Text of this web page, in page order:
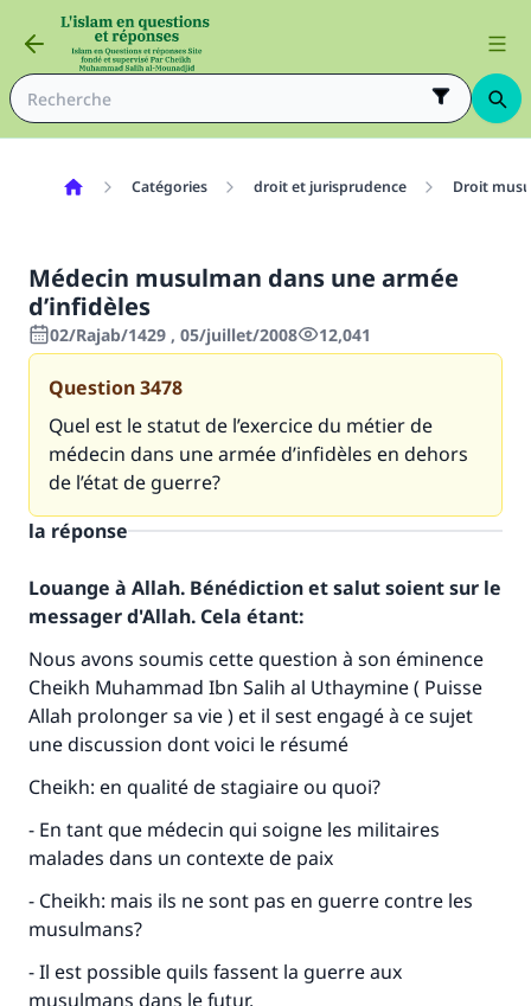
Catégories droit et jurisprudence Droit
Médecin musulman dans une armée
d’infidèles
02/Rajab/1429 , 05/juillet/2008 12,041
Question3478
Quel est le statut de l’exercice du métier de
médecin dans une armée d’infidèles en dehors
de l’état de guerre?
la réponse
Louange à Allah. Bénédiction et salut soient sur le
messager d'Allah. Cela étant:
Nous avons soumis cette question à son éminence
Cheikh Muhammad Ibn Salih al Uthaymine ( Puisse
Allah prolonger sa vie ) et il sest engagé à ce sujet
une discussion dont voici le résumé
Cheikh: en qualité de stagiaire ou quoi?
- En tant que médecin qui soigne les militaires
malades dans un contexte de paix
- Cheikh: mais ils ne sont pas en guerre contre les
musulmans?
- Il est possible quils fassent la guerre aux
musulmans dans le futur.